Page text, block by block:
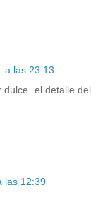
a las 23:13
dulce. el detalle del
las 12:39